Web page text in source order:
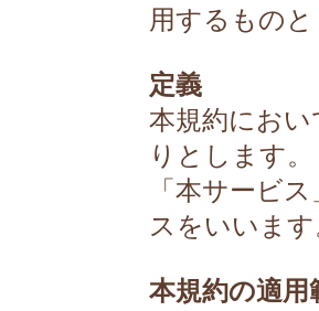
用するもの
定義
本規約にお
りとします。
「本サービ
スをいいま
本規約の適用